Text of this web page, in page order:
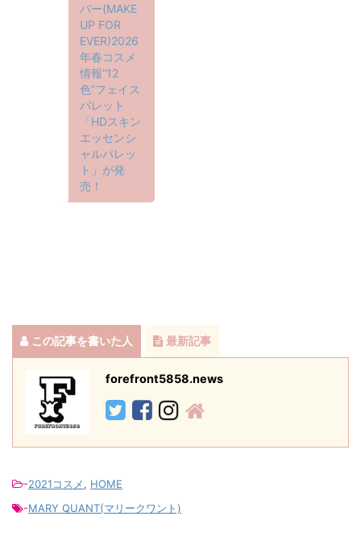
バー(MAKE
UP FOR
EVER)2026
年春コスメ
情報”12
色”フェイス
パレット
「HDスキン
エッセンシ
ャルパレッ
ト」が発
売！
この記事を書いた人 最新記事
forefront5858.news
-2021コスメ, HOME
-MARY QUANT(マリークワント)